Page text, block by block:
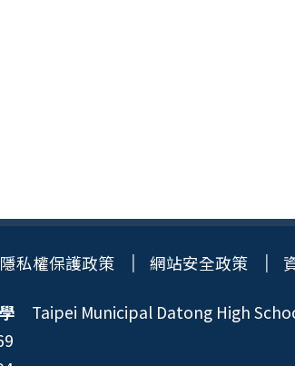
隱私權保護政策 網站安全政策
Taipei Municipal Datong High